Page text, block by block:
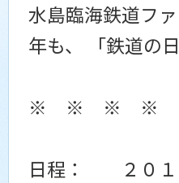
水島臨海鉄道フ
年も、 「鉄道の
※ ※ ※ ※
日程： ２０１